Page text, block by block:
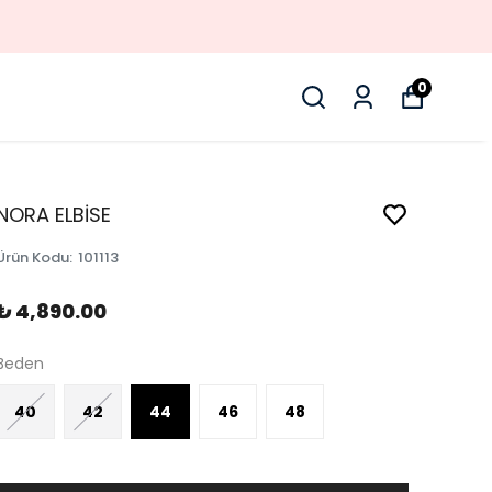
0
ELBİSE
Kodu: 101113
4,890.00
40 42 44 46 48